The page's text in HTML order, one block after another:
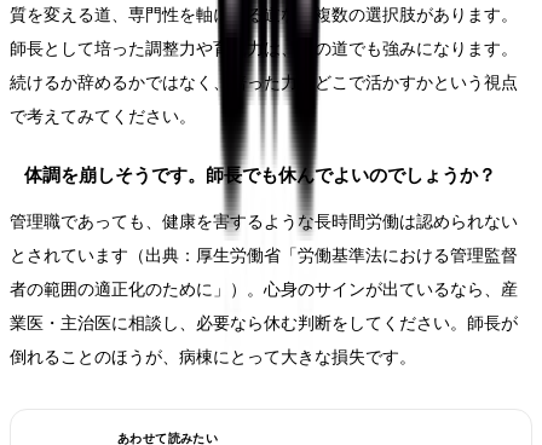
質を変える道、専門性を軸にする道など複数の選択肢があります。
師長として培った調整力や育成力は、どの道でも強みになります。
続けるか辞めるかではなく、培った力をどこで活かすかという視点
で考えてみてください。
体調を崩しそうです。師長でも休んでよいのでしょうか？
管理職であっても、健康を害するような長時間労働は認められない
とされています（出典：厚生労働省「労働基準法における管理監督
者の範囲の適正化のために」）。心身のサインが出ているなら、産
業医・主治医に相談し、必要なら休む判断をしてください。師長が
倒れることのほうが、病棟にとって大きな損失です。
あわせて読みたい